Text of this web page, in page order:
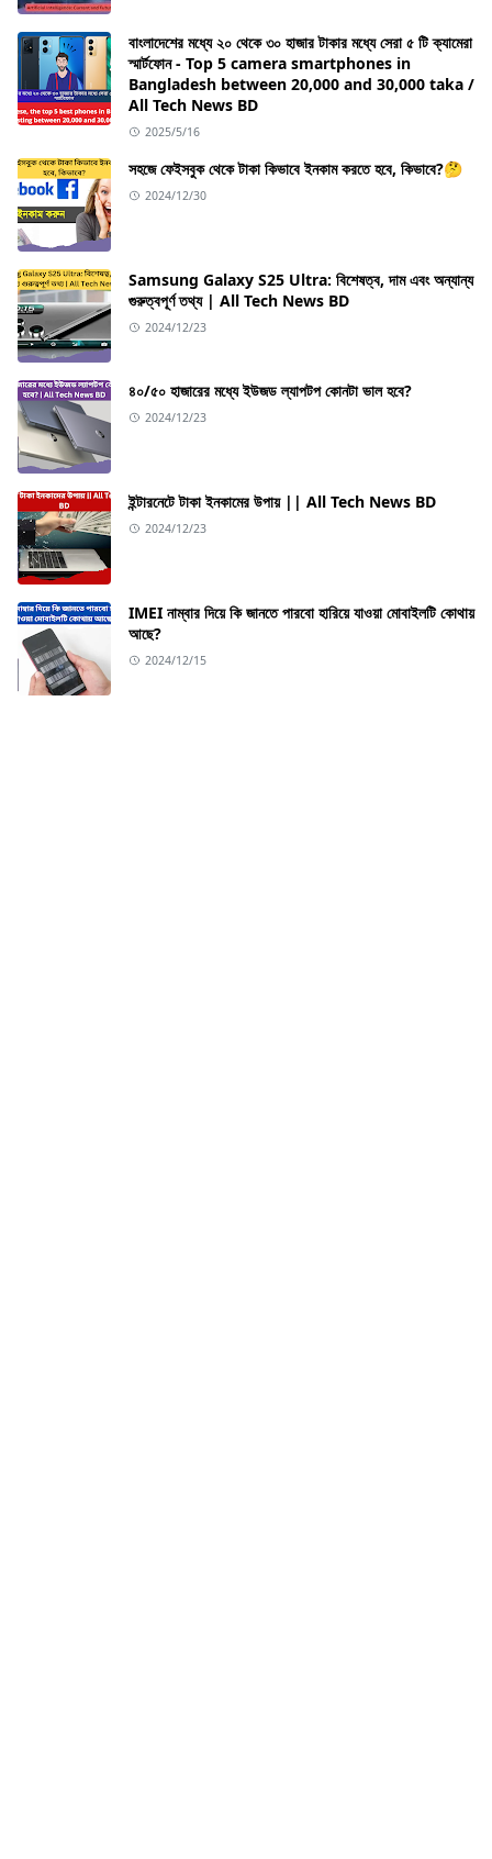
বাংলাদেশের মধ্যে ২০ থেকে ৩০ হাজার টাকার মধ্যে সেরা ৫ টি ক্যামেরা
স্মার্টফোন - Top 5 camera smartphones in
Bangladesh between 20,000 and 30,000 taka /
All Tech News BD
2025/5/16
সহজে ফেইসবুক থেকে টাকা কিভাবে ইনকাম করতে হবে, কিভাবে?🤔
2024/12/30
Samsung Galaxy S25 Ultra: বিশেষত্ব, দাম এবং অন্যান্য
গুরুত্বপূর্ণ তথ্য | All Tech News BD
2024/12/23
৪০/৫০ হাজারের মধ্যে ইউজড ল্যাপটপ কোনটা ভাল হবে?
2024/12/23
ইন্টারনেটে টাকা ইনকামের উপায় || All Tech News BD
2024/12/23
IMEI নাম্বার দিয়ে কি জানতে পারবো হারিয়ে যাওয়া মোবাইলটি কোথায়
আছে?
2024/12/15